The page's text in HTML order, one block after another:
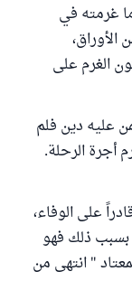
غرمته في
الغرم على
عليه دين فلم
الرحلة.
على الوفاء،
بسبب ذلك فهو
" انتهى من